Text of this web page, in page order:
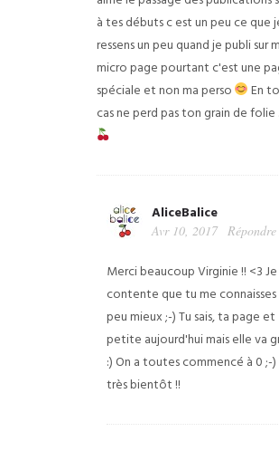
à tes débuts c est un peu ce que
ressens un peu quand je publi sur
micro page pourtant c'est une
spéciale et non ma perso
En
cas ne perd pas ton grain de folie
AliceBalice
Avr 10, 2017 Répondre
Merci beaucoup Virginie !! <3 Je
contente que tu me connaisses
peu mieux ;-) Tu sais, ta page et
petite aujourd'hui mais elle va
:) On a toutes commencé à 0 ;-
très bientôt !!